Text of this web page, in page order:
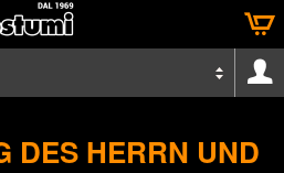
DES HERRN UND